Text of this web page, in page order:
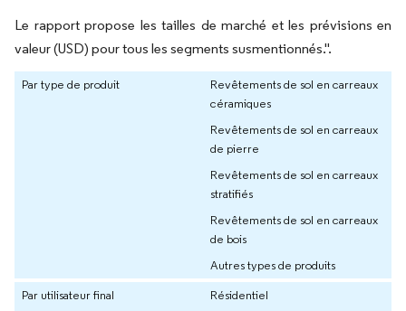
Le rapport propose les tailles de marché et les prévisions en
valeur (USD) pour tous les segments susmentionnés.".
Par type de produit
Revêtements de sol en carreaux
céramiques
Revêtements de sol en carreaux
de pierre
Revêtements de sol en carreaux
stratifiés
Revêtements de sol en carreaux
de bois
Autres types de produits
Par utilisateur final
Résidentiel